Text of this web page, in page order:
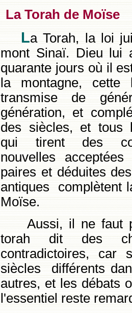
La Torah de Moïse
La Torah, la loi
mont Sinaï. Dieu lui
quarante jours où il
la montagne,
transmise de
génération, et
des siècles, et tous
qui tirent des
nouvelles
paires et déduites
antiques complètent
Moïse.
Aussi, il ne faut
torah dit des
contradictoires,
siècles différents
autres, et les débats
l'essentiel reste